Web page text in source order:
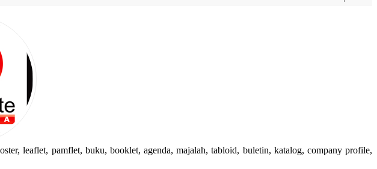
leaflet, pamflet, buku, booklet, agenda, majalah, tabloid, buletin, katalog, company profile,